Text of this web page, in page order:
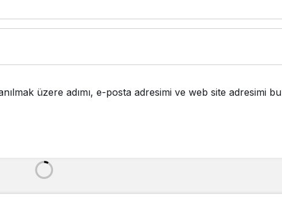
üzere adımı, e-posta adresimi ve web site adresimi bu